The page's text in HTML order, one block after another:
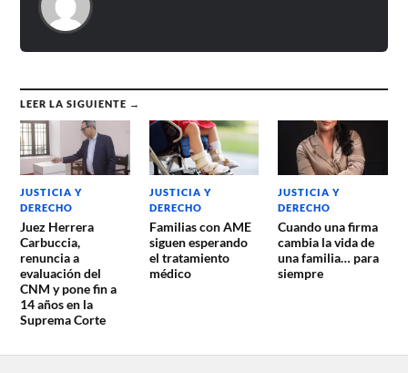
LEER LA SIGUIENTE →
JUSTICIA Y
DERECHO
Juez Herrera
Carbuccia,
renuncia a
evaluación del
CNM y pone fin a
14 años en la
Suprema Corte
JUSTICIA Y
DERECHO
Familias con AME
siguen esperando
el tratamiento
médico
JUSTICIA Y
DERECHO
Cuando una firma
cambia la vida de
una familia… para
siempre